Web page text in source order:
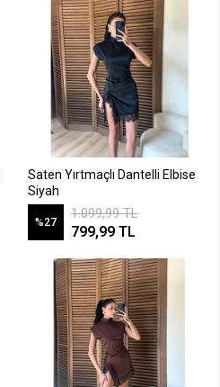
Saten Yırtmaçlı Dantelli Elbise
Siyah
%27
1.099,99 TL
799,99 TL